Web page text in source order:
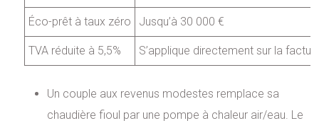
Éco-prêt à taux zéro Jusqu’à 30 000 €
TVA réduite à 5,5% S’applique directement sur la
Un couple aux revenus modestes remplace sa
chaudière fioul par une pompe à chaleur air/eau. Le